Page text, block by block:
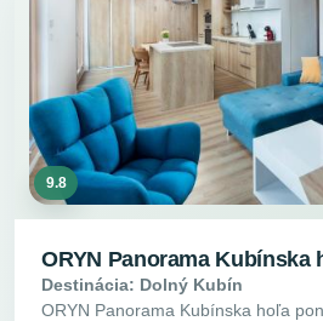
9.8
ORYN Panorama Kubínska
Destinácia: Dolný Kubín
ORYN Panorama Kubínska hoľa